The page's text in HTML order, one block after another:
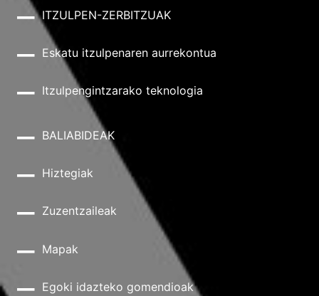
ITZULPEN-ZERBITZUAK
Eskatu itzulpenaren aurrekontua
Itzulpengintzarako teknologia
BALIABIDEAK
Hiztegiak
Zuzentzaileak
Mapak
Egoki idazteko gomendioak